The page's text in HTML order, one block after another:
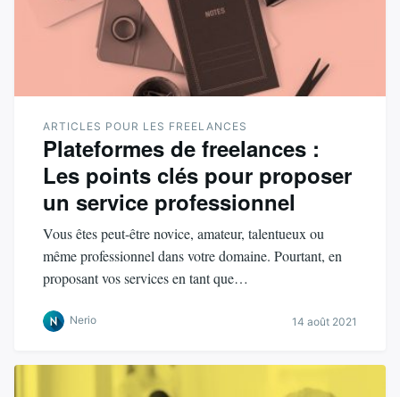
ARTICLES POUR LES FREELANCES
Plateformes de freelances :
Les points clés pour proposer
un service professionnel
Vous êtes peut-être novice, amateur, talentueux ou
même professionnel dans votre domaine. Pourtant, en
proposant vos services en tant que…
Nerio 14 août 2021